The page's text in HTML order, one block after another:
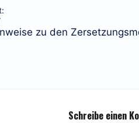
zu den
Schreibe einen